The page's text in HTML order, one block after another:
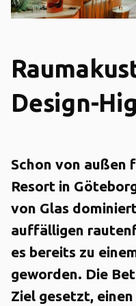
Design-
Schon von außen
Resort in
von Glas
auffälligen
es bereits zu
geworden. Die
Ziel gesetzt,